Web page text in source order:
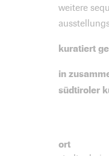
weitere
kuratiert
in
südtiroler
ort